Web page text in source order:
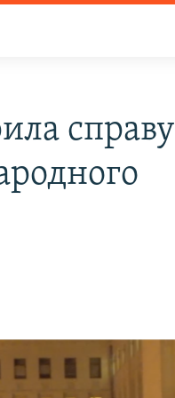
справу